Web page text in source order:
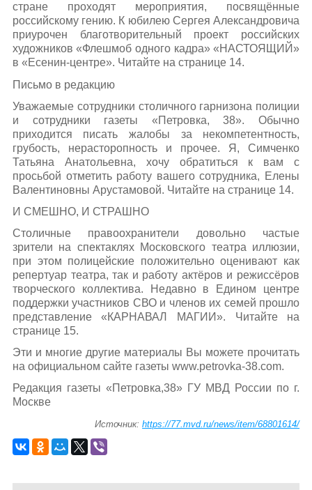
стране проходят мероприятия, посвящённые
российскому гению. К юбилею Сергея Александровича
приурочен благотворительный проект российских
художников «Флешмоб одного кадра» «НАСТОЯЩИЙ»
в «Есенин-центре». Читайте на странице 14.
Письмо в редакцию
Уважаемые сотрудники столичного гарнизона полиции
и сотрудники газеты «Петровка, 38». Обычно
приходится писать жалобы за некомпетентность,
грубость, нерасторопность и прочее. Я, Симченко
Татьяна Анатольевна, хочу обратиться к вам с
просьбой отметить работу вашего сотрудника, Елены
Валентиновны Арустамовой. Читайте на странице 14.
И СМЕШНО, И СТРАШНО
Столичные правоохранители довольно частые
зрители на спектаклях Московского театра иллюзии,
при этом полицейские положительно оценивают как
репертуар театра, так и работу актёров и режиссёров
творческого коллектива. Недавно в Едином центре
поддержки участников СВО и членов их семей прошло
представление «КАРНАВАЛ МАГИИ». Читайте на
странице 15.
Эти и многие другие материалы Вы можете прочитать
на официальном сайте газеты www.petrovka-38.com.
Редакция газеты «Петровка,38» ГУ МВД России по г.
Москве
Источник:https://77.mvd.ru/news/item/68801614/